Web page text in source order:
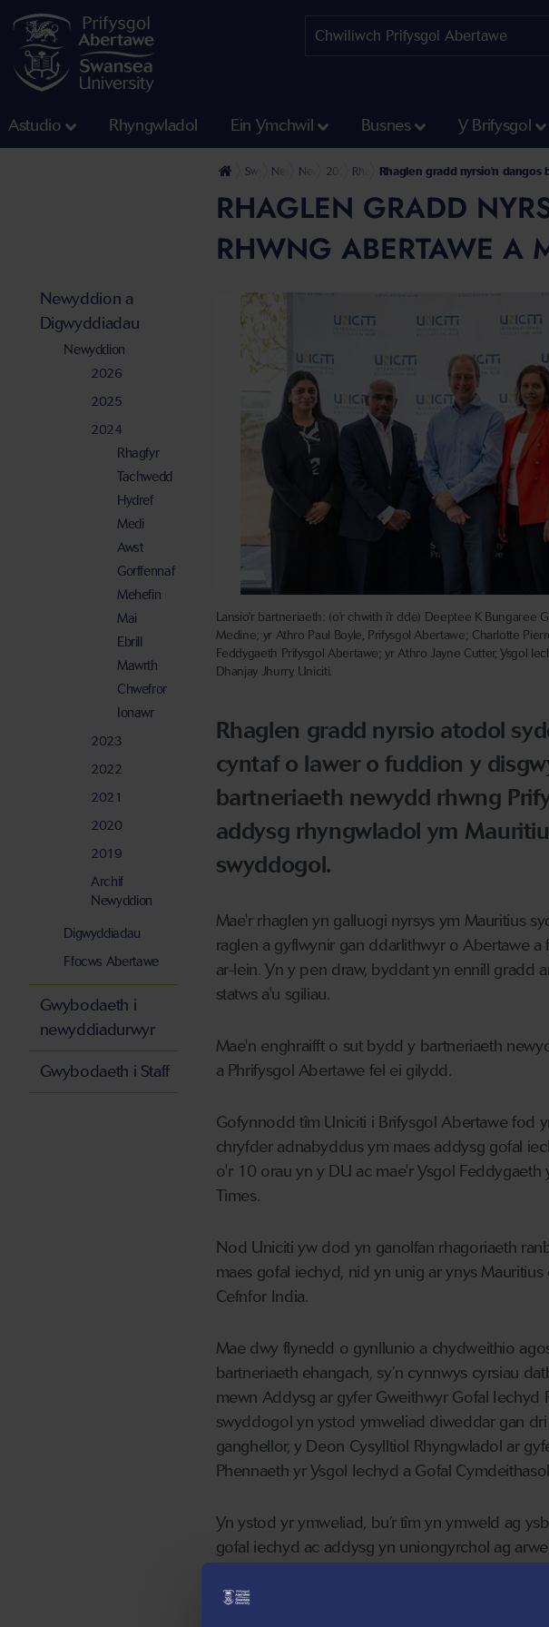
Astudio Rhyngwladol Ein Ymchwil Busnes Y Brifysgol
Swyddfa'r Wasg
Newyddion a Digwyddiadau
Newyddion
2024RhagfyrRhaglen gradd nyrsio'n
RHAGLEN GRADD
RHWNG ABERTAWE A
Lansio'r bartneriaeth: (o'r chwith i'r dde) Deeptee K Bungaree
Medine; yr Athro Paul Boyle, Prifysgol Abertawe; Charlotte
Feddygaeth Prifysgol Abertawe; yr Athro Jayne Cutter, Ysgol
Dhanjay Jhurry, Uniciti.
Rhaglen gradd nyrsio atodol
cyntaf o lawer o fuddion y
bartneriaeth newydd rhwng
addysg rhyngwladol ym
swyddogol.
Mae'r rhaglen yn galluogi nyrsys ym Mauritius
raglen a gyflwynir gan ddarlithwyr o Abertawe
ar-lein. Yn y pen draw, byddant yn ennill gradd
statws a'u sgiliau.
Mae'n enghraifft o sut bydd y bartneriaeth
a Phrifysgol Abertawe fel ei gilydd.
Gofynnodd tîm Uniciti i Brifysgol Abertawe fod
chryfder adnabyddus ym maes addysg gofal
o'r 10 orau yn y DU ac mae'r Ysgol Feddygaeth
Times.
Nod Uniciti yw dod yn ganolfan rhagoriaeth
maes gofal iechyd, nid yn unig ar ynys
Cefnfor India.
Mae dwy flynedd o gynllunio a chydweithio
bartneriaeth ehangach, sy’n cynnwys cyrsiau
mewn Addysg ar gyfer Gweithwyr Gofal
swyddogol yn ystod ymweliad diweddar gan
ganghellor, y Deon Cysylltiol Rhyngwladol ar
Phennaeth yr Ysgol Iechyd a Gofal
Yn ystod yr ymweliad, bu’r tîm yn ymweld ag
gofal iechyd ac addysg yn uniongyrchol ag
Mae hyn yn cyd-fynd ag un o flaenoriaethau
Newyddion a
Digwyddiadau
Newyddion
2026
2025
2024
Rhagfyr
Tachwedd
Hydref
Medi
Awst
Gorffennaf
Mehefin
Mai
Ebrill
Mawrth
Chwefror
Ionawr
2023
2022
2021
2020
2019
Archif
Newyddion
Digwyddiadau
Ffocws Abertawe
Gwybodaeth i
newyddiadurwyr
Gwybodaeth i Staff